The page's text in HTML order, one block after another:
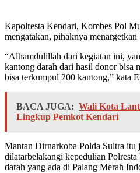
Kapolresta Kendari, Kombes Pol
mengatakan, pihaknya
“Alhamdulillah dari kegiatan ini,
kantong darah dari hasil donor bisa
bisa terkumpul 200 kantong,” kata
BACA JUGA: Wali Kota
Lingkup Pemkot Kendari
Mantan Dirnarkoba Polda Sultra itu
dilatarbelakangi kepedulian
darah yang ada di Palang Merah